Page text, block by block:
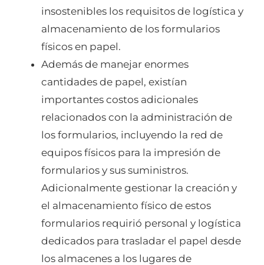
insostenibles los requisitos de logística y
almacenamiento de los formularios
físicos en papel.
Además de manejar enormes
cantidades de papel, existían
importantes costos adicionales
relacionados con la administración de
los formularios, incluyendo la red de
equipos físicos para la impresión de
formularios y sus suministros.
Adicionalmente gestionar la creación y
el almacenamiento físico de estos
formularios requirió personal y logística
dedicados para trasladar el papel desde
los almacenes a los lugares de